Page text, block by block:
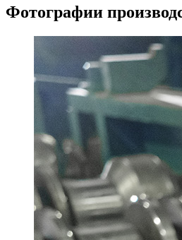
Фотографии